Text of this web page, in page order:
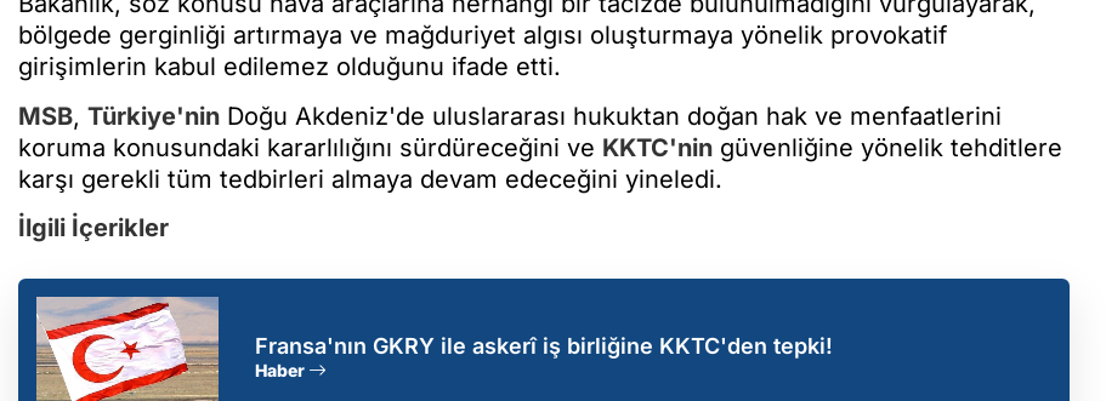
bölgede gerginliği artırmaya ve mağduriyet algısı oluşturmaya yönelik provokatif
girişimlerin kabul edilemez olduğunu ifade etti.
MSB, Türkiye'nin Doğu Akdeniz'de uluslararası hukuktan doğan hak ve menfaatlerini
koruma konusundaki kararlılığını sürdüreceğini ve KKTC'nin güvenliğine yönelik tehditlere
karşı gerekli tüm tedbirleri almaya devam edeceğini yineledi.
İlgili İçerikler
Fransa'nın GKRY ile askerî iş birliğine KKTC'den tepki!
Haber